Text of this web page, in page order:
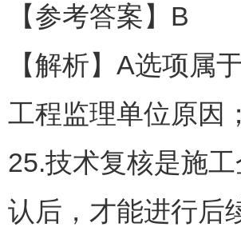
【参考答案】B
【解析】A选项属
工程监理单位原因
25.技术复核是施
认后，才能进行后